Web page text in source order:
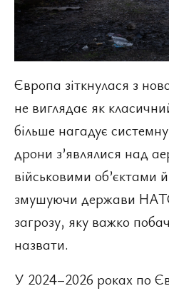
Європа зіткнулася з
не виглядає як
більше нагадує
дрони з’являлися над
військовими об’єктами
змушуючи держави
загрозу, яку важко
назвати.
У 2024–2026 роках по